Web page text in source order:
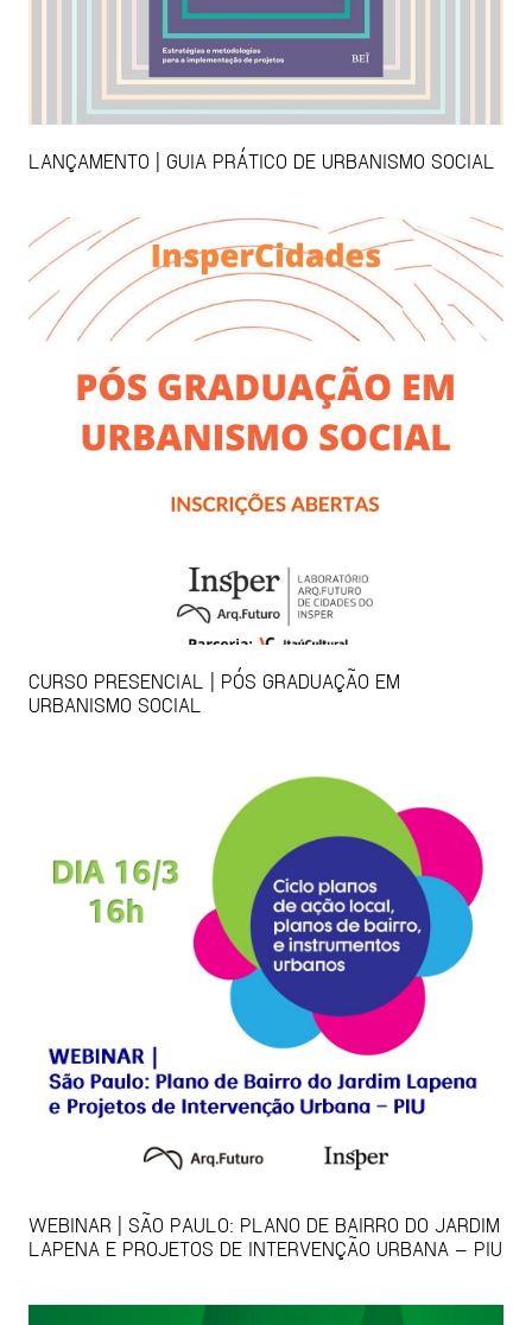
LANÇAMENTO | GUIA PRÁTICO DE URBANISMO SOCIAL
CURSO PRESENCIAL | PÓS GRADUAÇÃO EM
URBANISMO SOCIAL
WEBINAR | SÃO PAULO: PLANO DE BAIRRO DO JARDIM
LAPENA E PROJETOS DE INTERVENÇÃO URBANA – PIU